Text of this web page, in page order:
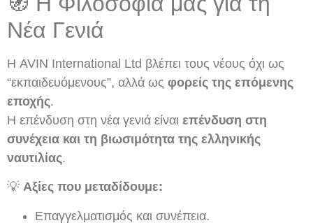
Νέα Γενιά
Η AVIN International Ltd βλέπει τους νέους όχι ως
“εκπαιδευόμενους”, αλλά ως φορείς της επόμενης
εποχής.
Η επένδυση στη νέα γενιά είναι επένδυση στη
συνέχεια και τη βιωσιμότητα της ελληνικής
ναυτιλίας.
💡 Αξίες που μεταδίδουμε:
Επαγγελματισμός και συνέπεια.